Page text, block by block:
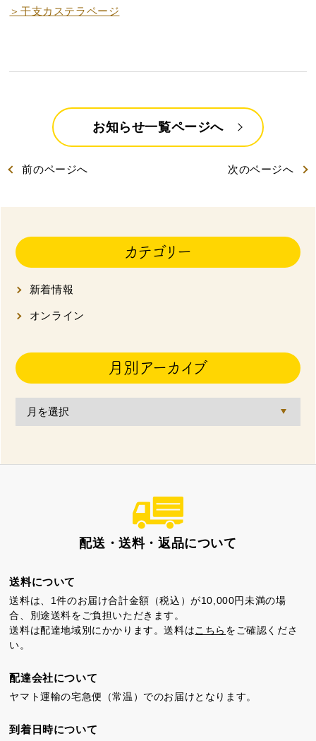
カステラ
特製ハニーカステラ極 浜松工場限定五三焼カ ハニーカステラ
静岡銘菓
茶ってら
＞干支カステラページ
前のページへ
お知らせ一覧ページへ
次のページへ
カテゴリー
新着情報
オンライン
月別アーカイブ
配送・送料・返品について
送料について
送料は、1件のお届け合計金額（税込）が10,000円未満の場
合、別途送料をご負担いただきます。
送料は配達地域別にかかります。送料はこちら をご確認くださ
い。
配達会社について
ヤマト運輸の宅急便（常温）でのお届けとなります。
到着日時について